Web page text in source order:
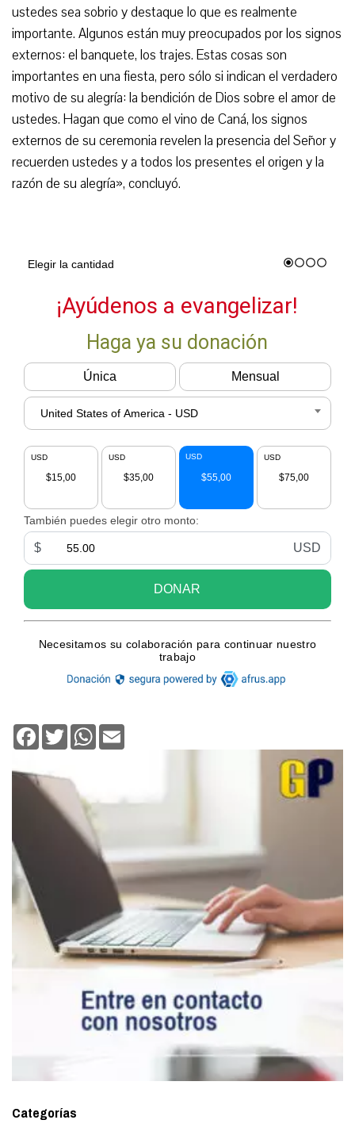
ustedes sea sobrio y destaque lo que es realmente
importante. Algunos están muy preocupados por los signos
externos: el banquete, los trajes. Estas cosas son
importantes en una fiesta, pero sólo si indican el verdadero
motivo de su alegría: la bendición de Dios sobre el amor de
ustedes. Hagan que como el vino de Caná, los signos
externos de su ceremonia revelen la presencia del Señor y
recuerden ustedes y a todos los presentes el origen y la
razón de su alegría», concluyó.
Facebook
TwitterWhatsApp
Categorías